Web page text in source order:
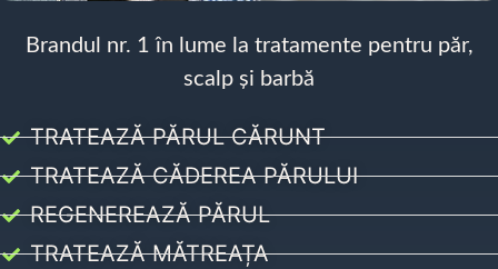
Brandul nr. 1 în lume la tratamente pentru păr,
scalp și barbă
TRATEAZĂ PĂRUL CĂRUNT
TRATEAZĂ CĂDEREA PĂRULUI
REGENEREAZĂ PĂRUL
TRATEAZĂ MĂTREAȚA